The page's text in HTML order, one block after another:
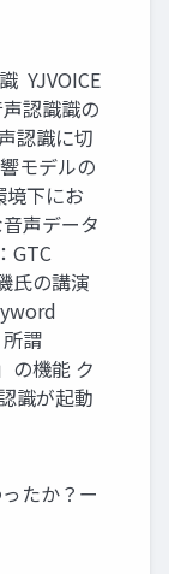
YJVOICE
認識識の
認識に切
モデルの
境下にお
声データ
GTC
氏の講演
謂
の機能 ク
識が起動
たか？ー